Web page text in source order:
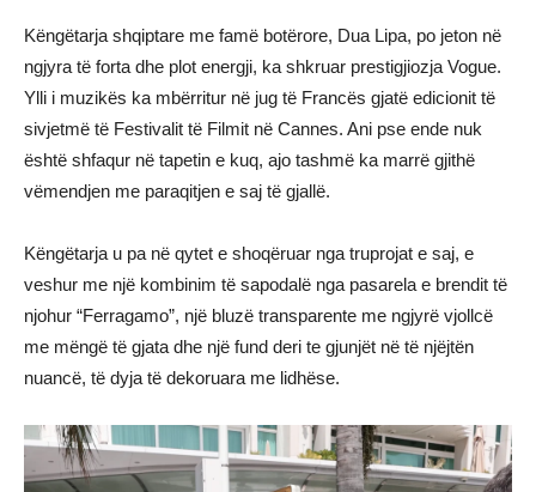
Këngëtarja shqiptare me famë botërore, Dua Lipa, po jeton në
ngjyra të forta dhe plot energji, ka shkruar prestigjiozja Vogue.
Ylli i muzikës ka mbërritur në jug të Francës gjatë edicionit të
sivjetmë të Festivalit të Filmit në Cannes. Ani pse ende nuk
është shfaqur në tapetin e kuq, ajo tashmë ka marrë gjithë
vëmendjen me paraqitjen e saj të gjallë.
Këngëtarja u pa në qytet e shoqëruar nga truprojat e saj, e
veshur me një kombinim të sapodalë nga pasarela e brendit të
njohur “Ferragamo”, një bluzë transparente me ngjyrë vjollcë
me mëngë të gjata dhe një fund deri te gjunjët në të njëjtën
nuancë, të dyja të dekoruara me lidhëse.